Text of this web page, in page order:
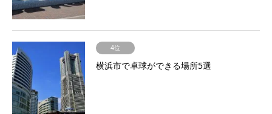
4位
横浜市で卓球ができる場所5選